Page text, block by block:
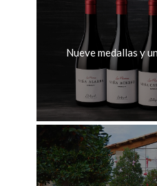
Nueve medallas y